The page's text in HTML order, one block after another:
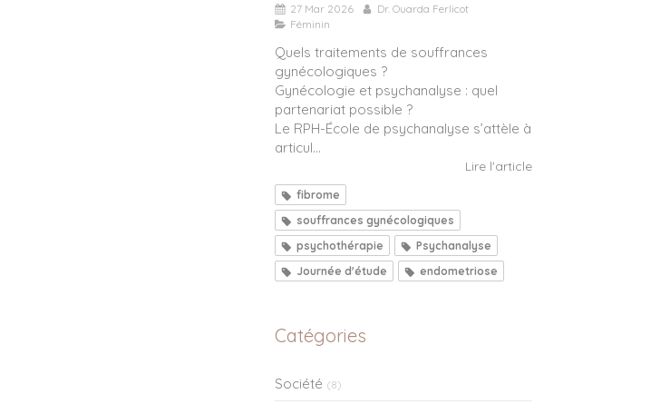
27 Mar 2026
Dr. Ouarda Ferlicot
Féminin
Quels traitements de souffrances
gynécologiques ?
Gynécologie et psychanalyse : quel
partenariat possible ?
Le RPH-École de psychanalyse s’attèle à
articul...
Lire l'article
fibrome
souffrances gynécologiques
psychothérapie
Psychanalyse
Journée d'étude
endometriose
Catégories
Société (8)